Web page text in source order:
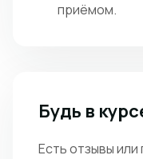
приёмом.
Будь в
Есть отзывы